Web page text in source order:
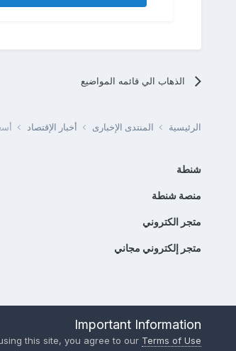
الذهاب الي قائمه المواضيع
الرئيسية المنتدى الإخبارى أخبار الإقتصاد
شنطة
منصة شنطة
متجر الكتروني
متجر إلكتروني مجاني
Important Information
this site, you agree to our Terms of Use